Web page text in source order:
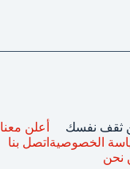
ثقف نفسك
الخصوصية
نحن
أعلن معنا
اتصل بنا